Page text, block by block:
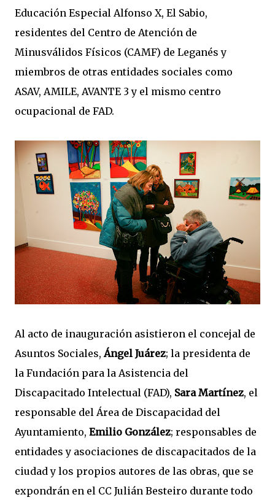
Educación Especial Alfonso X, El Sabio,
residentes del Centro de Atención de
Minusválidos Físicos (CAMF) de Leganés y
miembros de otras entidades sociales como
ASAV, AMILE, AVANTE 3 y el mismo centro
ocupacional de FAD.
Al acto de inauguración asistieron el concejal de
Asuntos Sociales,Ángel Juárez; la presidenta de
la Fundación para la Asistencia del
Discapacitado Intelectual (FAD), Sara Martínez, el
responsable del Área de Discapacidad del
Ayuntamiento, Emilio González; responsables de
entidades y asociaciones de discapacitados de la
ciudad y los propios autores de las obras, que se
expondrán en el CC Julián Besteiro durante todo